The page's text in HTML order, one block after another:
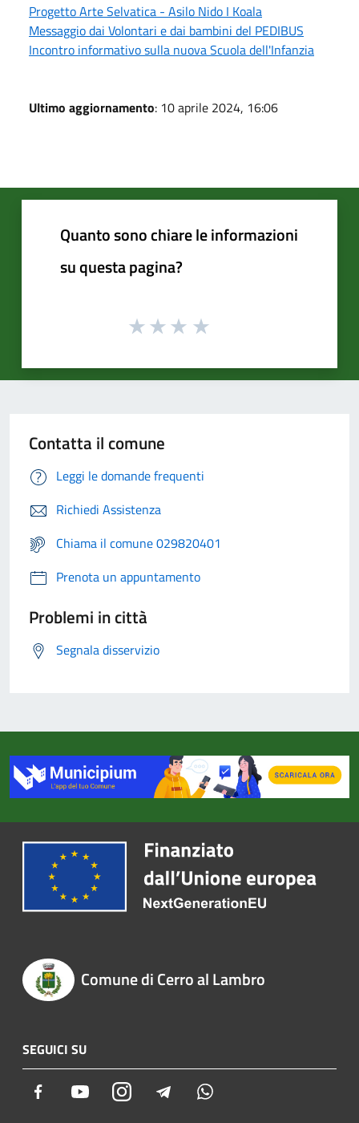
Progetto Arte Selvatica - Asilo Nido I Koala
Messaggio dai Volontari e dai bambini del PEDIBUS
Incontro informativo sulla nuova Scuola dell'Infanzia
Ultimo aggiornamento: 10 aprile 2024, 16:06
Quanto sono chiare le informazioni
su questa pagina?
Contatta il comune
Leggi le domande frequenti
Richiedi Assistenza
Chiama il comune 029820401
Prenota un appuntamento
Problemi in città
Segnala disservizio
Comune di Cerro al Lambro
SEGUICI SU
Facebook YoutubeInstagram Telegram